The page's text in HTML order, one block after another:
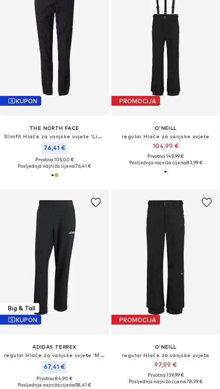
KUPON
THE NORTH FACE
Slimfit Hlače za vanjske uvjete 'Lighthing'
76,41 €
Prvotno: 105,00 €
Posljednja najniža cijena:76,41 €
PROMOCIJA
O'NEILL
regular Hlače za vanjske uvjete
104,99 €
Prvotno: 149,99 €
Posljednja najniža cijena:83,99 €
Big & Tall
KUPON
ADIDAS TERREX
regular Hlače za vanjske uvjete 'Multi Liteflex'
67,41 €
Prvotno: 84,90 €
Posljednja najniža cijena:58,41 €
PROMOCIJA
O'NEILL
regular Hlače za vanjske uvjete
97,99 €
Prvotno: 139,99 €
Posljednja najniža cijena:78,39 €